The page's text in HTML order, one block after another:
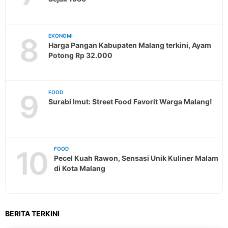
8 EKONOMI
Harga Pangan Kabupaten Malang terkini, Ayam
Potong Rp 32.000
9 FOOD
Surabi Imut: Street Food Favorit Warga Malang!
10 FOOD
Pecel Kuah Rawon, Sensasi Unik Kuliner Malam
di Kota Malang
BERITA TERKINI